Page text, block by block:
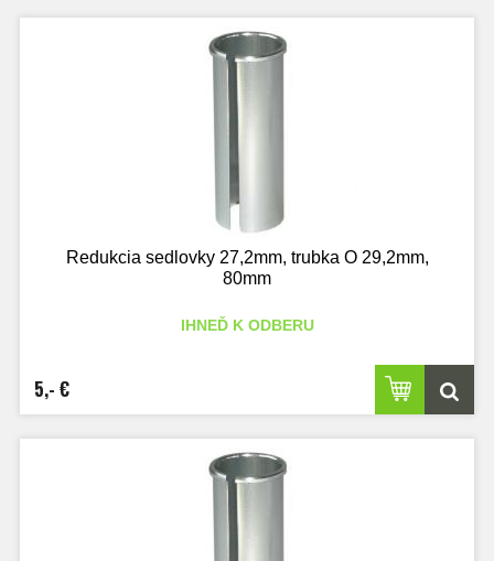
Redukcia sedlovky 27,2mm, trubka O 29,2mm,
80mm
IHNEĎ K ODBERU
5,- €